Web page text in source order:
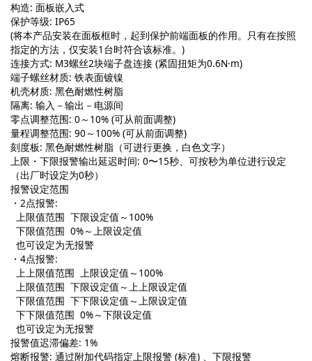
构造: 面板嵌入式
保护等级: IP65
(将本产品安装在面板框时，起到保护前端面板的作用。只有在按照
指定的方法，仅安装1台时符合该标准。)
连接方式: M3螺丝2块端子盘连接 (紧固扭矩为0.6N·m)
端子螺丝材质: 铁表面镀镍
机壳材质: 黑色耐燃性树脂
隔离: 输入－输出－电源间
零点调整范围: 0～10% (可从前面调整)
量程调整范围: 90～100% (可从前面调整)
刻度板: 黑色耐燃性树脂（可进行更换，白色文字）
上限・下限报警输出延迟时间: 0〜15秒、可按秒为单位进行设定
（出厂时设定为0秒）
报警设定范围
・2点报警:
上限值范围 下限设定值～100%
下限值范围 0%～上限设定值
也可设定为无报警
・4点报警:
上上限值范围 上限设定值～100%
上限值范围 下限设定值～上上限设定值
下限值范围 下下限设定值～上限设定值
下下限值范围 0%～下限设定值
也可设定为无报警
报警值迟滞偏差: 1%
熔断报警: 通过附加代码指定上限报警 (标准) 、下限报警